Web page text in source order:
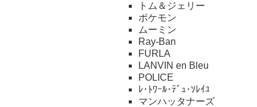
トム＆ジェリー
ポケモン
ムーミン
Ray-Ban
FURLA
LANVIN en Bleu
POLICE
ﾚ･ﾄﾜｰﾙ･ﾃﾞｭ･ｿﾚｲﾕ
マンハッタナーズ